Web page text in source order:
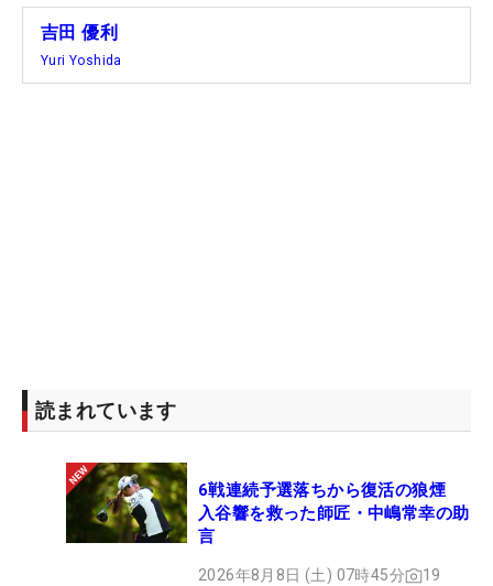
吉田 優利
Yuri Yoshida
読まれています
6戦連続予選落ちから復活の狼煙
入谷響を救った師匠・中嶋常幸の助
言
2026年8月8日 (土) 07時45分 19